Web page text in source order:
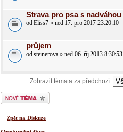
Strava pro psa s nadváhou
od Eliss7 » ned 17. pro 2017 23:20:10
průjem
od steinerova » ned 06. říj 2013 8:30:53
Zobrazit témata za předchozí:
Odeslat nové téma
Zpět na Diskuze